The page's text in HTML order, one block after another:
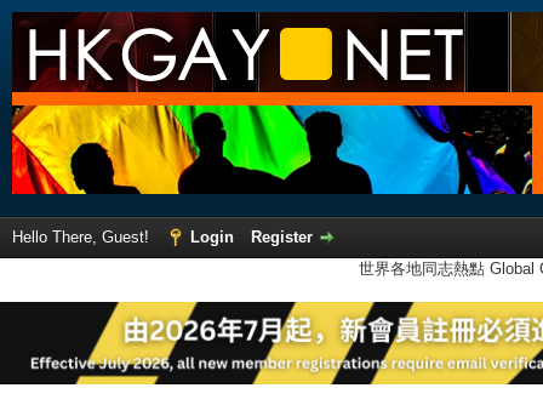
Hello There, Guest! Login
Register
世界各地同志熱點